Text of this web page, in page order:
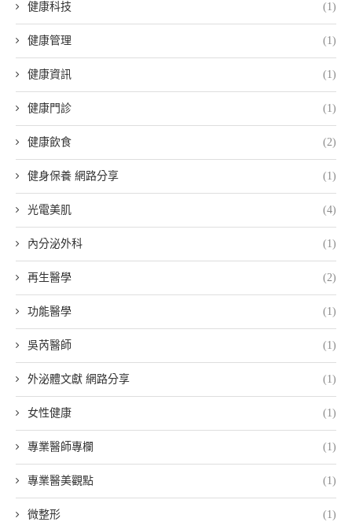
健康科技 (1)
健康管理 (1)
健康資訊 (1)
健康門診 (1)
健康飲食 (2)
健身保養 網路分享 (1)
光電美肌 (4)
內分泌外科 (1)
再生醫學 (2)
功能醫學 (1)
吳芮醫師 (1)
外泌體文獻 網路分享 (1)
女性健康 (1)
專業醫師專欄 (1)
專業醫美觀點 (1)
微整形 (1)